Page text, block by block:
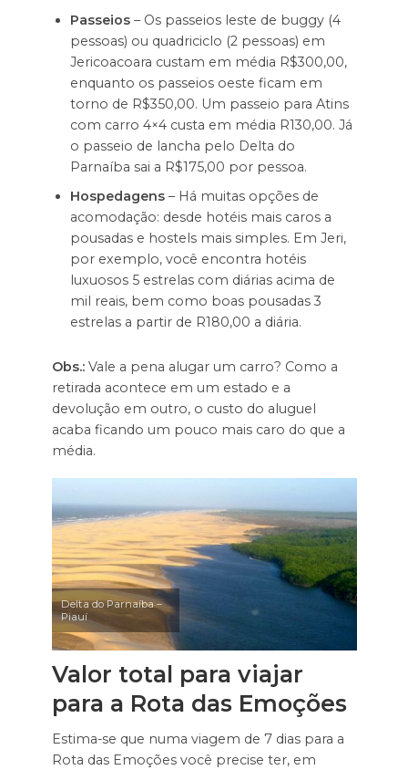
Passeios – Os passeios leste de buggy (4
pessoas) ou quadriciclo (2 pessoas) em
Jericoacoara custam em média R$300,00,
enquanto os passeios oeste ficam em
torno de R$350,00. Um passeio para Atins
com carro 4×4 custa em média R130,00. Já
o passeio de lancha pelo Delta do
Parnaíba sai a R$175,00 por pessoa.
Hospedagens– Há muitas opções de
acomodação: desde hotéis mais caros a
pousadas e hostels mais simples. Em Jeri,
por exemplo, você encontra hotéis
luxuosos 5 estrelas com diárias acima de
mil reais, bem como boas pousadas 3
estrelas a partir de R180,00 a diária.
Obs.: Vale a pena alugar um carro? Como a
retirada acontece em um estado e a
devolução em outro, o custo do aluguel
acaba ficando um pouco mais caro do que a
média.
Delta do Parnaíba –
Piauí
Valor total para viajar
para a Rota das Emoções
Estima-se que numa viagem de 7 dias para a
Rota das Emoções você precise ter, em